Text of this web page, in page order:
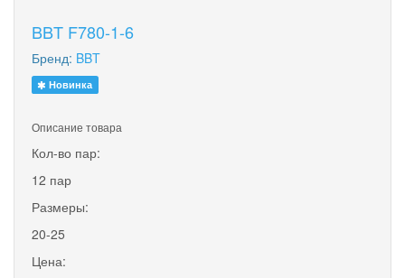
BBT F780-1-6
Бренд: BBT
Новинка
Описание товара
Кол-во пар:
12 пар
Размеры:
20-25
Цена: